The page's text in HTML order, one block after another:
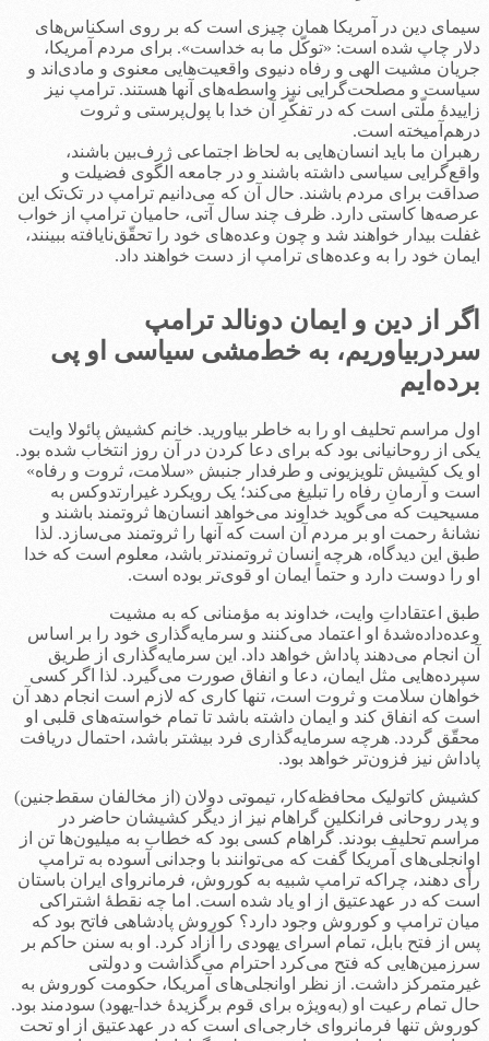
سیمای دین در آمریکا همان چیزی است که بر روی اسکناس‌های
دلار چاپ شده است: «توکّل ما به خداست». برای مردم آمریکا،
جریان مشیت الهی و رفاه دنیوی واقعیت‌هایی معنوی و مادی‌‌اند و
سیاست و مصلحت‌گرایی نیز واسطه‌های آنها هستند. ترامپ نیز
زاییدۀ ملّتی است که در تفکّرِ آن خدا با پول‌پرستی و ثروت
درهم‌آمیخته است.
رهبران ما باید انسان‌هایی به لحاظ اجتماعی ژرف‌بین باشند،
واقع‌گرایی سیاسی داشته باشند و در جامعه الگوی فضیلت و
صداقت برای مردم باشند. حال آن که می‌دانیم ترامپ در تک‌تک این
عرصه‌ها کاستی دارد. ظرف چند سال آتی، حامیان ترامپ از خواب
غفلت بیدار خواهند شد و چون وعده‌های خود را تحقّق‌نایافته ببینند،
ایمان خود را به وعده‌های ترامپ از دست خواهند داد.
اگر از دین و ایمان دونالد ترامپ
سردربیاوریم، به خط‌مشی سیاسی او پی
برده‌ایم
اول مراسم تحلیف او را به خاطر بیاورید. خانم کشیش پائولا وایت
یکی از روحانیانی بود که برای دعا کردن در آن روز انتخاب شده بود.
او یک کشیش تلویزیونی و طرفدار جنبش «سلامت، ثروت و رفاه»
است و آرمانِ رفاه را تبلیغ می‌کند؛ یک رویکرد غیرارتدوکس به
مسیحیت که می‌گوید خداوند می‌خواهد انسان‌ها ثروتمند باشند و
نشانۀ رحمت او بر مردم آن است که آنها را ثروتمند می‌سازد. لذا
طبق این دیدگاه، هرچه انسان ثروتمندتر باشد، معلوم است که خدا
او را دوست دارد و حتماً ایمان او قوی‌تر بوده است.
طبق اعتقاداتِ وایت، خداوند به مؤمنانی که به مشیت
وعده‌داده‌شدۀ او اعتماد می‌کنند و سرمایه‌گذاری خود را بر اساس
آن انجام می‌دهند پاداش خواهد داد. این سرمایه‌گذاری از طریق
سپرده‌هایی مثل ایمان، دعا و انفاق صورت می‌گیرد. لذا اگر کسی
خواهان سلامت و ثروت است، تنها کاری که لازم است انجام دهد آن
است که انفاق کند و ایمان داشته باشد تا تمام خواسته‌های قلبی او
محقّق گردد. هرچه سرمایه‌گذاری فرد بیشتر باشد، احتمال دریافت
پاداش نیز فزون‌تر خواهد بود.
کشیش کاتولیک محافظه‌کار، تیموتی دولان (از مخالفان سقط‌جنین)
و پدر روحانی فرانکلین گراهام نیز از دیگر کشیشان حاضر در
مراسم تحلیف بودند. گراهام کسی بود که خطاب به میلیون‌ها تن از
اوانجلی‌های آمریکا گفت که می‌توانند با وجدانی آسوده به ترامپ
رأی دهند، چراکه ترامپ شبیه به کوروش، فرمانروای ایران باستان
است که در عهدعتیق از او یاد شده است. اما چه نقطۀ اشتراکی
میان ترامپ و کوروش وجود دارد؟ کوروش پادشاهی فاتح بود که
پس از فتح بابل، تمام اسرای یهودی را آزاد کرد. او به سنن حاکم بر
سرزمین‌هایی که فتح می‌کرد احترام می‌گذاشت و دولتی
غیرمتمرکز داشت. از نظر اوانجلی‌های آمریکا، حکومت کوروش به
حال تمام رعیت‌ او (به‌ویژه برای قوم برگزیدۀ خدا-یهود) سودمند بود.
کوروش تنها فرمانروای خارجی‌ای است که در عهدعتیق از او تحت